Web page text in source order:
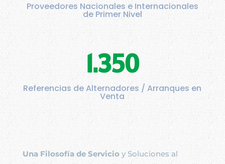
Proveedores Nacionales e Internacionales
de Primer Nivel
1.350
Referencias de Alternadores / Arranques en
Venta
Una Filosofía de Servicioy Soluciones al